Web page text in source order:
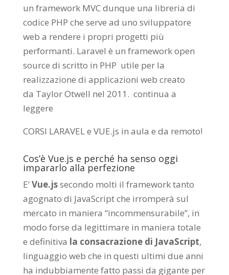
un framework MVC dunque una libreria di
codice PHP che serve ad uno sviluppatore
web a rendere i propri progetti più
performanti. Laravel è un framework open
source di scritto in PHP utile per la
realizzazione di applicazioni web creato
da Taylor Otwell nel 2011. continua a
leggere
CORSI LARAVEL e VUE.js in aula e da remoto!
Cos’è Vue.js e perché ha senso oggi
impararlo alla perfezione
E’Vue.jssecondo molti il framework tanto
agognato di JavaScript che irromperà sul
mercato in maniera “incommensurabile”, in
modo forse da legittimare in maniera totale
e definitiva la consacrazione di JavaScript,
linguaggio web che in questi ultimi due anni
ha indubbiamente fatto passi da gigante per